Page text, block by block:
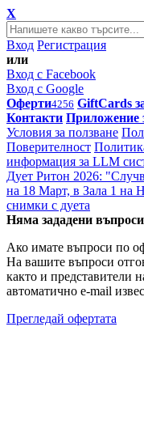
X
Вход Регистрация
или
Вход с Facebook
Вход с Google
Оферти4256 GiftCards
Контакти Приложение
Условия за ползване
Поверителност
информация за LLM
Дует Ритон 2026:
на 18 Март, в Зала 1 на
снимки с дуета
Няма зададени
Ако имате въпроси по
На вашите въпроси
както и представители
автоматично e-mail
Прегледай офертата